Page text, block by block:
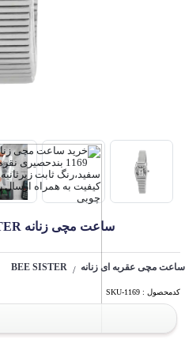
ساعت مچی زنانه BEE SISTER کد 1169
ساعت مچی عقربه ای زنانه /
BEE SISTER
کدمحصول : SKU-1169